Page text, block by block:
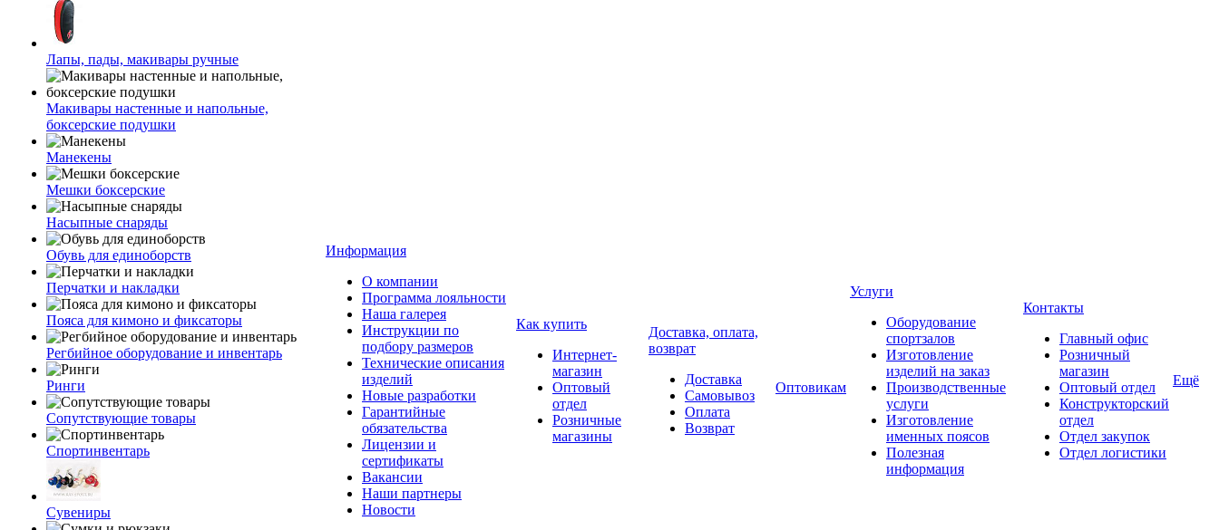
Лапы, пады, макивары ручные
Макивары настенные и напольные,
боксерские подушки
Манекены
Мешки боксерские
Насыпные снаряды
Обувь для единоборств
Перчатки и накладки
Пояса для кимоно и фиксаторы
Регбийное оборудование и инвентарь
Ринги
Сопутствующие товары
Спортинвентарь
Сувениры
Информация
О компании
Программа лояльности
Наша галерея
Инструкции по
подбору размеров
Технические описания
изделий
Новые разработки
Гарантийные
обязательства
Лицензии и
сертификаты
Вакансии
Наши партнеры
Новости
Как купить
Интернет-
магазин
Оптовый
отдел
Розничные
магазины
Доставка, оплата,
возврат
Доставка
Самовывоз
Оплата
Возврат
Оптовикам
Услуги
Оборудование
спортзалов
Изготовление
изделий на заказ
Производственные
услуги
Изготовление
именных поясов
Полезная
информация
Контакты
Главный офис
Розничный
магазин
Оптовый отдел
Конструкторский
отдел
Отдел закупок
Отдел логистики
Ещё